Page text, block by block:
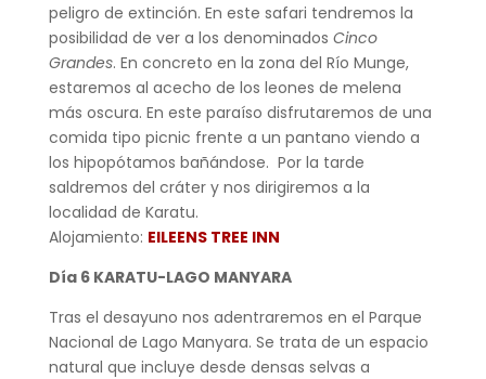
peligro de extinción. En este safari tendremos la
posibilidad de ver a los denominados Cinco
Grandes. En concreto en la zona del Río Munge,
estaremos al acecho de los leones de melena
más oscura. En este paraíso disfrutaremos de una
comida tipo picnic frente a un pantano viendo a
los hipopótamos bañándose. Por la tarde
saldremos del cráter y nos dirigiremos a la
localidad de Karatu.
Alojamiento: EILEENS TREE INN
Día 6 KARATU-LAGO MANYARA
Tras el desayuno nos adentraremos en el Parque
Nacional de Lago Manyara. Se trata de un espacio
natural que incluye desde densas selvas a